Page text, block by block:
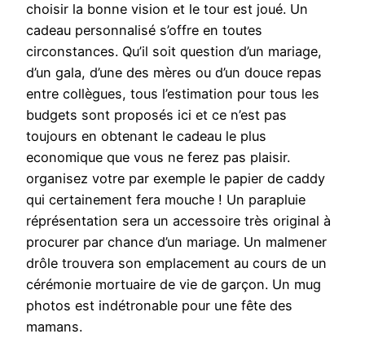
choisir la bonne vision et le tour est joué. Un
cadeau personnalisé s’offre en toutes
circonstances. Qu’il soit question d’un mariage,
d’un gala, d’une des mères ou d’un douce repas
entre collègues, tous l’estimation pour tous les
budgets sont proposés ici et ce n’est pas
toujours en obtenant le cadeau le plus
economique que vous ne ferez pas plaisir.
organisez votre par exemple le papier de caddy
qui certainement fera mouche ! Un parapluie
réprésentation sera un accessoire très original à
procurer par chance d’un mariage. Un malmener
drôle trouvera son emplacement au cours de un
cérémonie mortuaire de vie de garçon. Un mug
photos est indétronable pour une fête des
mamans.